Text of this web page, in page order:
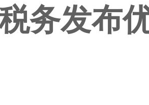
务发布